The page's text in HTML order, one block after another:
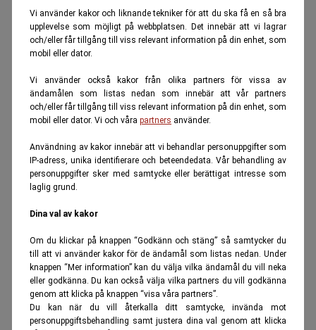
Vi använder kakor och liknande tekniker för att du ska få en så bra
upplevelse som möjligt på webbplatsen. Det innebär att vi lagrar
och/eller får tillgång till viss relevant information på din enhet, som
mobil eller dator.
Vi använder också kakor från olika partners för vissa av
ändamålen som listas nedan som innebär att vår partners
och/eller får tillgång till viss relevant information på din enhet, som
mobil eller dator. Vi och våra partners använder.
Användning av kakor innebär att vi behandlar personuppgifter som
IP-adress, unika identifierare och beteendedata. Vår behandling av
personuppgifter sker med samtycke eller berättigat intresse som
laglig grund.
Dina val av kakor
Om du klickar på knappen “Godkänn och stäng” så samtycker du
till att vi använder kakor för de ändamål som listas nedan. Under
knappen “Mer information” kan du välja vilka ändamål du vill neka
eller godkänna. Du kan också välja vilka partners du vill godkänna
genom att klicka på knappen “visa våra partners”.
Du kan när du vill återkalla ditt samtycke, invända mot
personuppgiftsbehandling samt justera dina val genom att klicka